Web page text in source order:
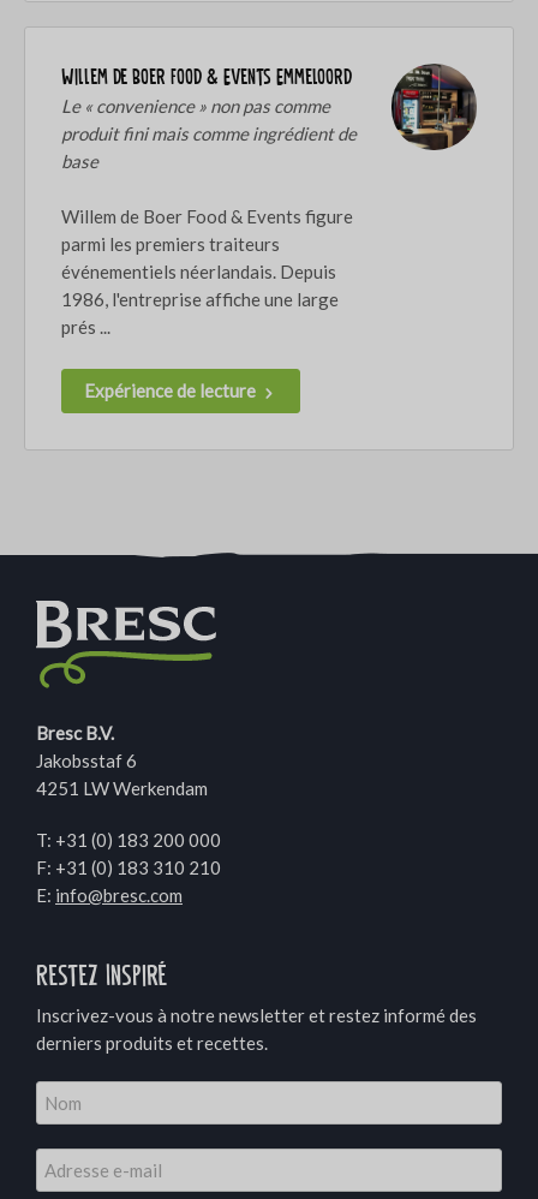
Willem de Boer Food & Events Emmeloord
Le « convenience » non pas comme
produit fini mais comme ingrédient de
base
Willem de Boer Food & Events figure
parmi les premiers traiteurs
événementiels néerlandais. Depuis
1986, l'entreprise affiche une large
prés ...
Expérience de lecture
Bresc B.V.
Jakobsstaf 6
4251 LW Werkendam
T: +31 (0) 183 200 000
F: +31 (0) 183 310 210
E: info@bresc.com
Restez Inspiré
Inscrivez-vous à notre newsletter et restez informé des
derniers produits et recettes.